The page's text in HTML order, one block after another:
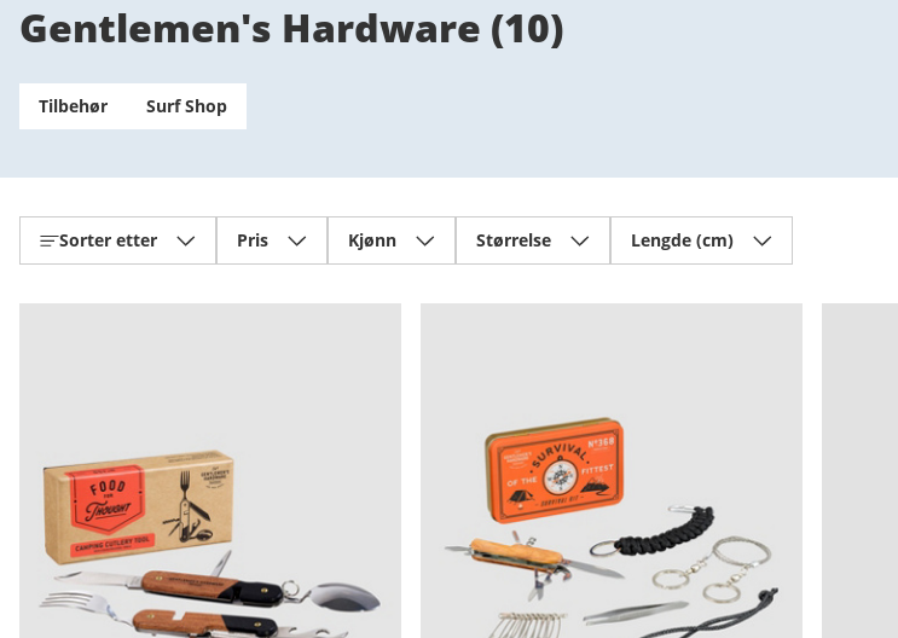
France
United Kingdom
Norge
Gentlemen's Hardware (10)
Tilbehør Surf Shop
Sorter etter Pris Kjønn Størrelse Lengde (cm)